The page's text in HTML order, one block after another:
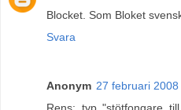
Blocket. Som Bloket
Svara
Anonym 27 februari
Rens: typ "stötfongare